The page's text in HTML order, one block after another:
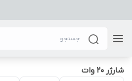
شارژر 20 وات